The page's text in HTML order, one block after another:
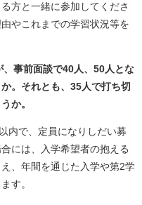
方と一緒に参加してくださ
やこれまでの学習状況等を
、事前面談で40人、50人とな
。それとも、35人で打ち切
か。
内で、定員になりしだい募
には、入学希望者の抱える
、年間を通じた入学や第2学
す。